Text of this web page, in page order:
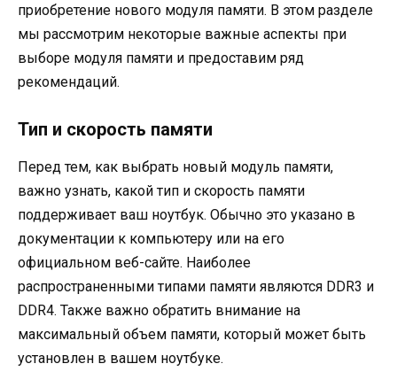
приобретение нового модуля памяти. В этом разделе
мы рассмотрим некоторые важные аспекты при
выборе модуля памяти и предоставим ряд
рекомендаций.
Тип и скорость памяти
Перед тем, как выбрать новый модуль памяти,
важно узнать, какой тип и скорость памяти
поддерживает ваш ноутбук. Обычно это указано в
документации к компьютеру или на его
официальном веб-сайте. Наиболее
распространенными типами памяти являются DDR3 и
DDR4. Также важно обратить внимание на
максимальный объем памяти, который может быть
установлен в вашем ноутбуке.